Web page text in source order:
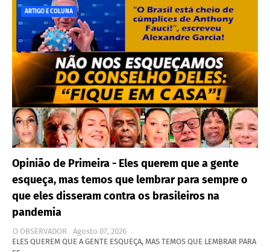
ARTIGO E COLUNA
Opinião de Primeira - Eles querem que a gente
esqueça, mas temos que lembrar para sempre o
que eles disseram contra os brasileiros na
pandemia
O OBSERVADOR
Agosto 07, 2026
ELES QUEREM QUE A GENTE ESQUEÇA, MAS TEMOS QUE LEMBRAR PARA